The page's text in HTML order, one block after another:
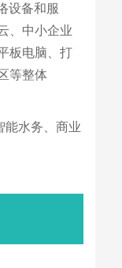
设备和服
、中小企业
板电脑、打
等整体
能水务、商业